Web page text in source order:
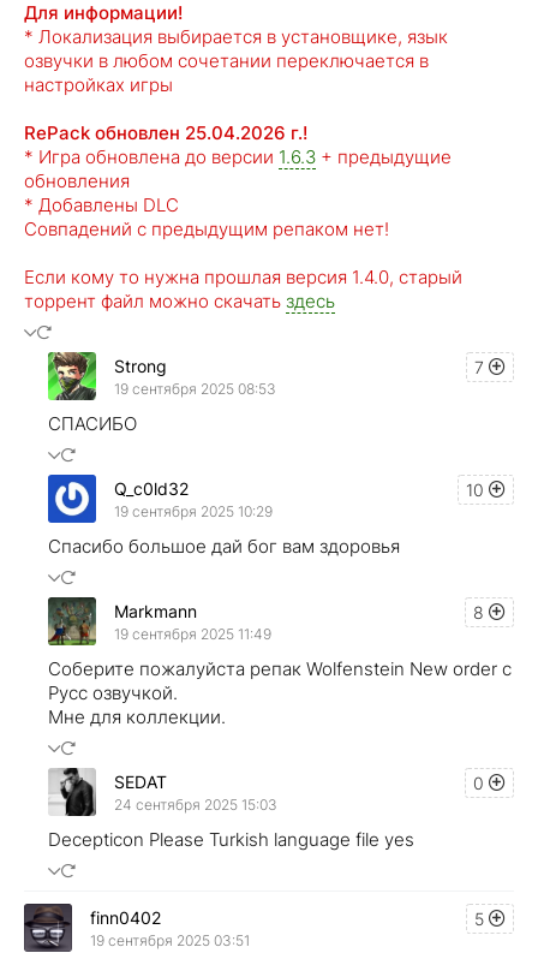
Для информации!
* Локализация выбирается в установщике, язык
озвучки в любом сочетании переключается в
настройках игры
RePack обновлен 25.04.2026 г.!
* Игра обновлена до версии 1.6.3 + предыдущие
обновления
* Добавлены DLC
Совпадений с предыдущим репаком нет!
Если кому то нужна прошлая версия 1.4.0, старый
торрент файл можно скачать здесь
7
Strong
19 сентября 2025 08:53
СПАСИБО
10
Q_c0ld32
19 сентября 2025 10:29
Спасибо большое дай бог вам здоровья
8
Markmann
19 сентября 2025 11:49
Соберите пожалуйста репак Wolfenstein New order с
Русс озвучкой.
Мне для коллекции.
0
SEDAT
24 сентября 2025 15:03
Decepticon Please Turkish language file yes
5
finn0402
19 сентября 2025 03:51